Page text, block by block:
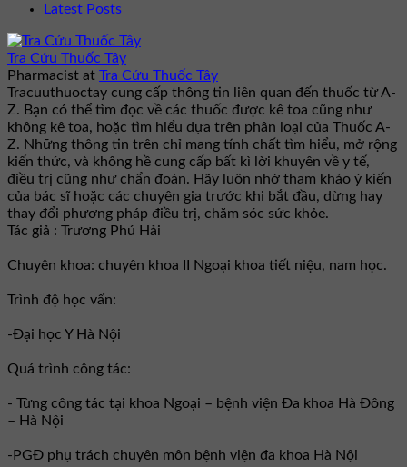
Latest Posts
Tra Cứu Thuốc Tây
Pharmacist at Tra Cứu Thuốc Tây
Tracuuthuoctay cung cấp thông tin liên quan đến thuốc từ A-
Z. Bạn có thể tìm đọc về các thuốc được kê toa cũng như
không kê toa, hoặc tìm hiểu dựa trên phân loại của Thuốc A-
Z. Những thông tin trên chỉ mang tính chất tìm hiểu, mở rộng
kiến thức, và không hề cung cấp bất kì lời khuyên về y tế,
điều trị cũng như chẩn đoán. Hãy luôn nhớ tham khảo ý kiến
của bác sĩ hoặc các chuyên gia trước khi bắt đầu, dừng hay
thay đổi phương pháp điều trị, chăm sóc sức khỏe.
Tác giả : Trương Phú Hải
Chuyên khoa: chuyên khoa II Ngoại khoa tiết niệu, nam học.
Trình độ học vấn:
-Đại học Y Hà Nội
Quá trình công tác:
- Từng công tác tại khoa Ngoại – bệnh viện Đa khoa Hà Đông
– Hà Nội
-PGĐ phụ trách chuyên môn bệnh viện đa khoa Hà Nội